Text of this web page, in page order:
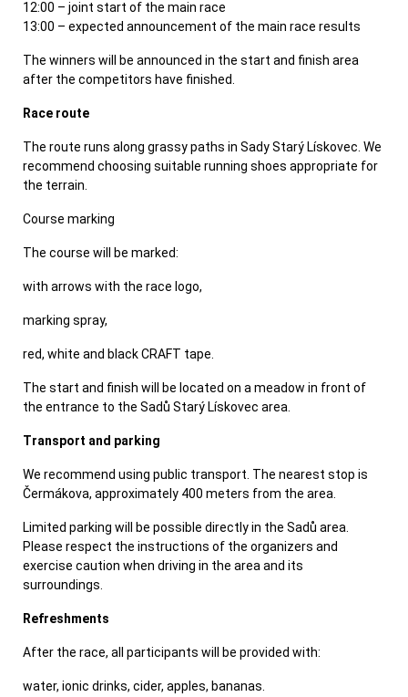
12:00 – joint start of the main race
13:00 – expected announcement of the main race results
The winners will be announced in the start and finish area
after the competitors have finished.
Race route
The route runs along grassy paths in Sady Starý Lískovec. We
recommend choosing suitable running shoes appropriate for
the terrain.
Course marking
The course will be marked:
with arrows with the race logo,
marking spray,
red, white and black CRAFT tape.
The start and finish will be located on a meadow in front of
the entrance to the Sadů Starý Lískovec area.
Transport and parking
We recommend using public transport. The nearest stop is
Čermákova, approximately 400 meters from the area.
Limited parking will be possible directly in the Sadů area.
Please respect the instructions of the organizers and
exercise caution when driving in the area and its
surroundings.
Refreshments
After the race, all participants will be provided with:
water, ionic drinks, cider, apples, bananas.